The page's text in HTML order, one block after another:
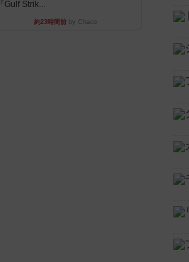
『Gulf Strik...
約23時間前by Chaco